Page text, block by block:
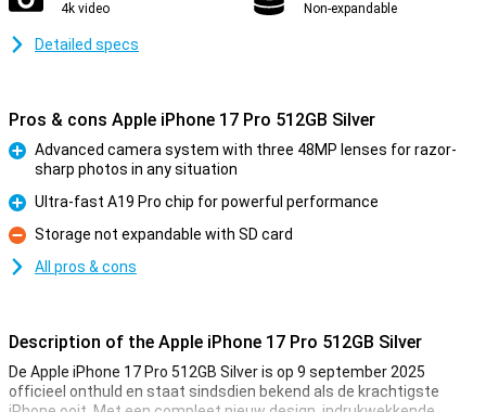
4k video Non-expandable
Detailed specs
Pros & cons Apple iPhone 17 Pro 512GB Silver
Advanced camera system with three 48MP lenses for razor-
sharp photos in any situation
Pro
Ultra-fast A19 Pro chip for powerful performance
Con
Storage not expandable with SD card
All pros & cons
Description of the Apple iPhone 17 Pro 512GB Silver
De Apple iPhone 17 Pro 512GB Silver is op 9 september 2025
officieel onthuld en staat sindsdien bekend als de krachtigste